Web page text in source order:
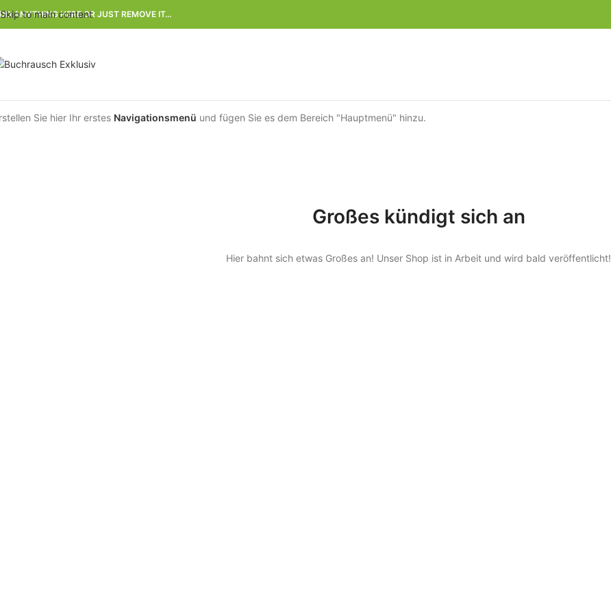
Skip to main content
ANYTHING HERE OR JUST REMOVE IT…
Sie hier Ihr erstes Navigationsmenü und fügen Sie es dem Bereich "Hauptmenü" hinzu.
Großes kündigt sich an
Hier bahnt sich etwas Großes an! Unser Shop ist in Arbeit und wird bald veröffentlicht!